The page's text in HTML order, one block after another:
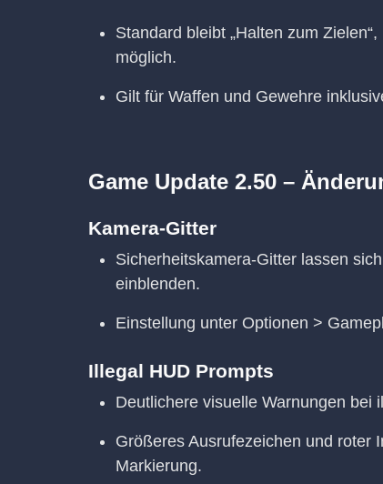
Standard bleibt „Halten zum
möglich.
Gilt für Waffen und Gewehre
Game Update 2.50 –
Kamera-Gitter
Sicherheitskamera-Gitter lassen
einblenden.
Einstellung unter Optionen >
Illegal HUD Prompts
Deutlichere visuelle Warnungen bei
Größeres Ausrufezeichen und roter
Markierung.